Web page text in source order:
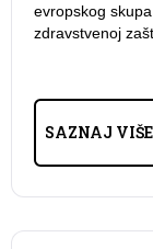
evropskog
zdravstvenoj
SAZNAJ VIŠE